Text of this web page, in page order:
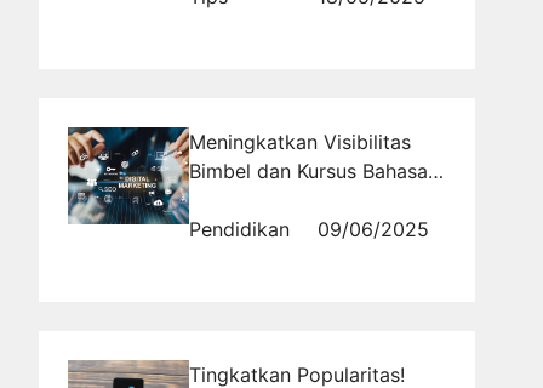
Meningkatkan Visibilitas
Bimbel dan Kursus Bahasa
Online yang Efektif
Pendidikan 09/06/2025
Tingkatkan Popularitas!